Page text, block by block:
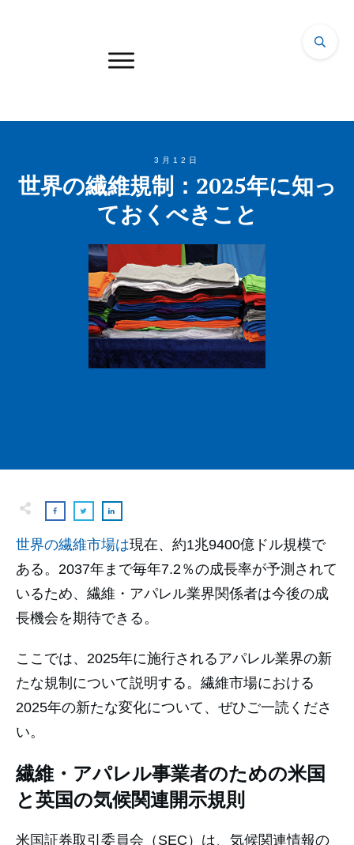
3月12日
世界の繊維規制：2025年に知っ
ておくべきこと
世界の繊維市場は現在、約1兆9400億ドル規模で
ある。2037年まで毎年7.2％の成長率が予測されて
いるため、繊維・アパレル業界関係者は今後の成
長機会を期待できる。
ここでは、2025年に施行されるアパレル業界の新
たな規制について説明する。繊維市場における
2025年の新たな変化について、ぜひご一読くださ
い。
繊維・アパレル事業者のための米国
と英国の気候関連開示規則
米国証券取引委員会（SEC）は、気候関連情報の